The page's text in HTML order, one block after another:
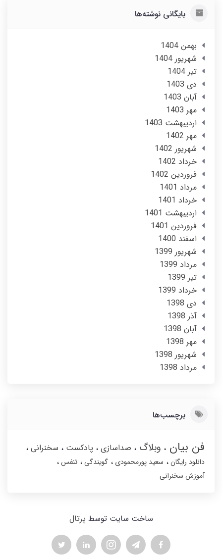
بایگانی نوشته‌ها
بهمن 1404
شهریور 1404
تير 1404
دی 1403
آبان 1403
مهر 1403
ارديبهشت 1403
مهر 1402
شهریور 1402
خرداد 1402
فروردین 1402
مرداد 1401
خرداد 1401
ارديبهشت 1401
فروردین 1401
اسفند 1400
شهریور 1399
مرداد 1399
تير 1399
خرداد 1399
دی 1398
آذر 1398
آبان 1398
مهر 1398
شهریور 1398
مرداد 1398
برچسب‌ها
فن بیان وبلاگ صداسازی پادکست سخنرانی
دانلود رایگان سعید پورمحمودی گویندگی
تنفس
آموزش سخنرانی
ساخت سایت توسط پرتال